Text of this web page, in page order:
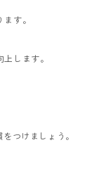
す。
します。
つけましょう。